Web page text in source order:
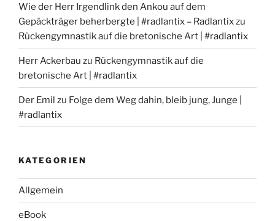
Wie der Herr Irgendlink den Ankou auf dem
Gepäckträger beherbergte | #radlantix – Radlantixzu
Rückengymnastik auf die bretonische Art | #radlantix
Herr Ackerbau zu Rückengymnastik auf die
bretonische Art | #radlantix
Der Emil zu Folge dem Weg dahin, bleib jung, Junge |
#radlantix
KATEGORIEN
Allgemein
eBook